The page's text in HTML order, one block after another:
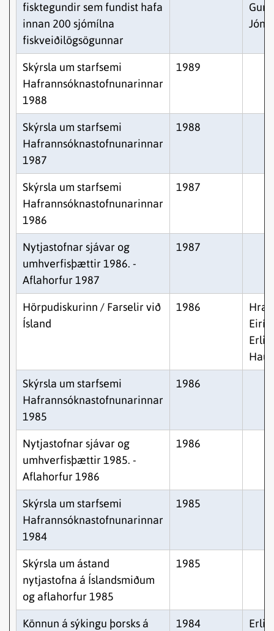
fisktegundir sem fundist hafa
innan 200 sjómílna
fiskveiðilögsögunnar
Skýrsla um starfsemi
Hafrannsóknastofnunarinnar
1988
1989
Skýrsla um starfsemi
Hafrannsóknastofnunarinnar
1987
1988
Skýrsla um starfsemi
Hafrannsóknastofnunarinnar
1986
1987
Nytjastofnar sjávar og
umhverfisþættir 1986. -
Aflahorfur 1987
1987
Hörpudiskurinn / Farselir við
Ísland
1986
Skýrsla um starfsemi
Hafrannsóknastofnunarinnar
1985
1986
Nytjastofnar sjávar og
umhverfisþættir 1985. -
Aflahorfur 1986
1986
Skýrsla um starfsemi
Hafrannsóknastofnunarinnar
1984
1985
Skýrsla um ástand
nytjastofna á Íslandsmiðum
og aflahorfur 1985
1985
Könnun á sýkingu þorsks á 1984